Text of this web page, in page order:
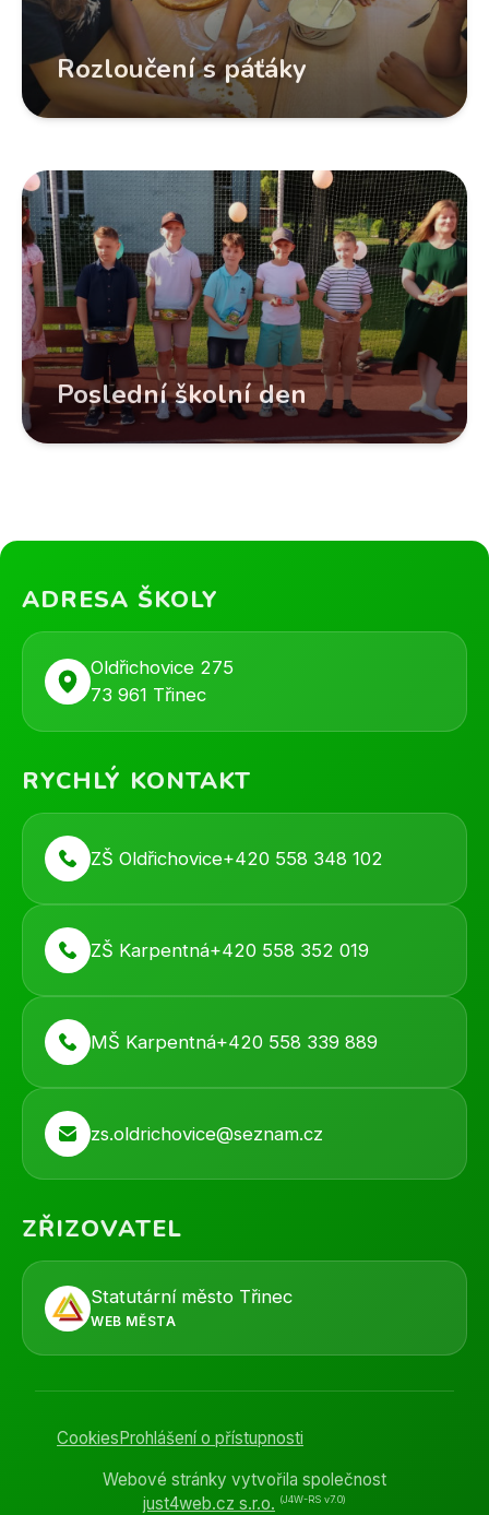
Rozloučení s páťáky
Poslední školní den
ADRESA ŠKOLY
Oldřichovice 275
73 961 Třinec
RYCHLÝ KONTAKT
ZŠ Oldřichovice+420 558 348 102
ZŠ Karpentná+420 558 352 019
MŠ Karpentná+420 558 339 889
zs.oldrichovice@seznam.cz
ZŘIZOVATEL
Statutární město Třinec
WEB MĚSTA
CookiesProhlášení o přístupnosti
Webové stránky vytvořila společnost
just4web.cz s.r.o. (J4W-RS v7.0)